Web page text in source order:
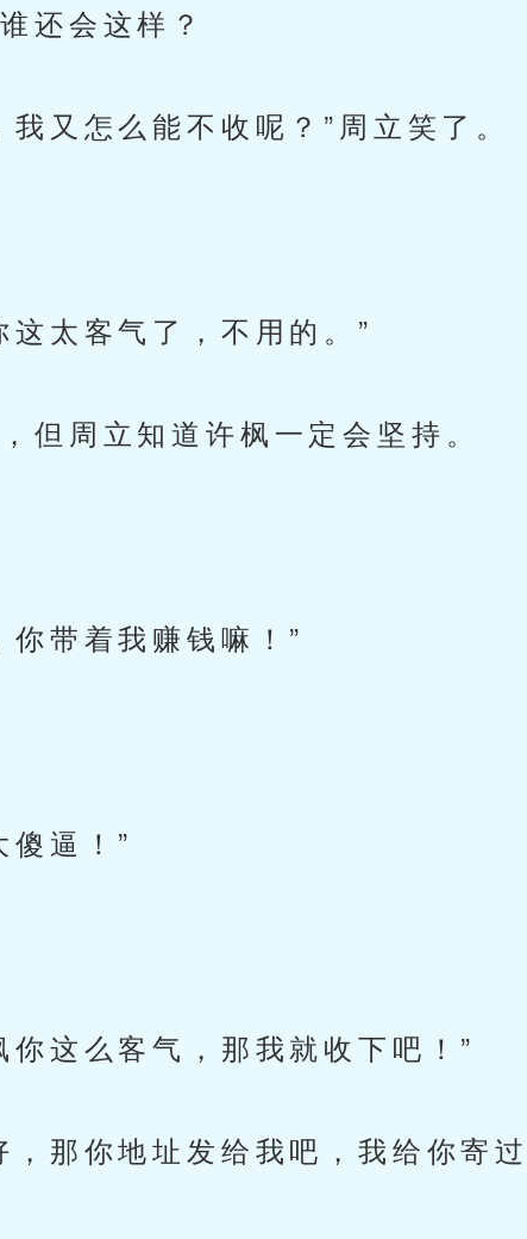
还会这样？
又怎么能不收呢？”周立笑了。
太客气了，不用的。”
周立知道许枫一定会坚持。
带着我赚钱嘛！”
逼！”
这么客气，那我就收下吧！”
那你地址发给我吧，我给你寄